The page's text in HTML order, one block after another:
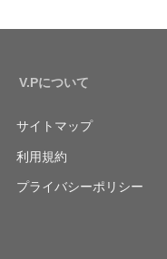
V.Pについて
サイトマップ
利用規約
プライバシーポリシー